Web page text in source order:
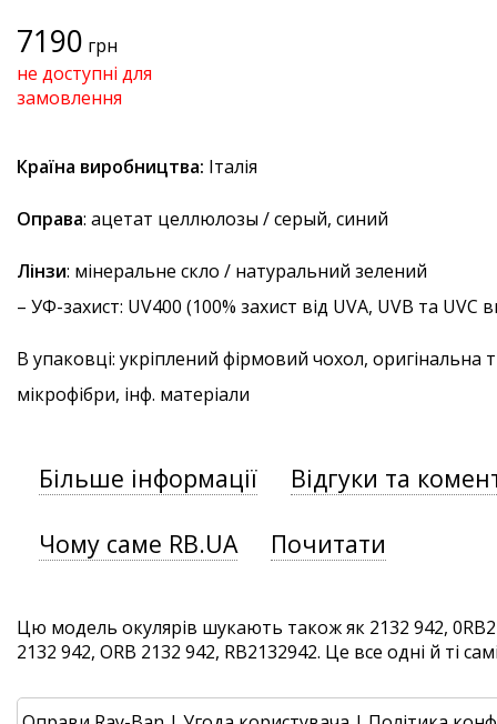
7190 грн
не доступні для
замовлення
Країна виробництва: Італія
Оправа: ацетат целлюлозы / серый, синий
Лінзи: мінеральне скло / натуральний зелений
– УФ-захист: UV400 (100% захист від UVA, UVB та
В упаковці: укріплений фірмовий чохол, оригінальна
мікрофібри, інф. матеріали
Більше інформації Відгуки та
Чому саме RB.UA Почитати
Цю модель окулярів шукають також як 2132 942,
2132 942, ORB 2132 942, RB2132942. Це все одні й ті